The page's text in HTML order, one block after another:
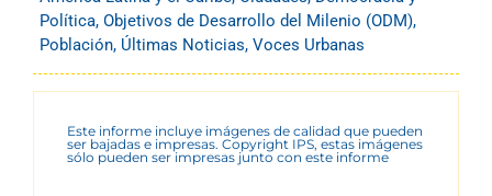
Política, Objetivos de Desarrollo del Milenio (ODM),
Población, Últimas Noticias, Voces Urbanas
Este informe incluye imágenes de calidad que pueden
ser bajadas e impresas. Copyright IPS, estas imágenes
sólo pueden ser impresas junto con este informe